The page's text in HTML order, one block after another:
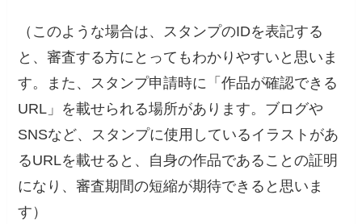
（このような場合は、スタンプのIDを表記する
と、審査する方にとってもわかりやすいと思いま
す。また、スタンプ申請時に「作品が確認できる
URL」を載せられる場所があります。ブログや
SNSなど、スタンプに使用しているイラストがあ
るURLを載せると、自身の作品であることの証明
になり、審査期間の短縮が期待できると思いま
す）